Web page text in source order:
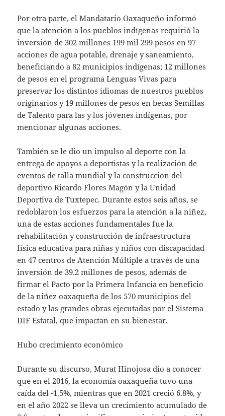
Por otra parte, el Mandatario Oaxaqueño informó
que la atención a los pueblos indígenas requirió la
inversión de 302 millones 199 mil 299 pesos en 97
acciones de agua potable, drenaje y saneamiento,
beneficiando a 82 municipios indígenas; 12 millones
de pesos en el programa Lenguas Vivas para
preservar los distintos idiomas de nuestros pueblos
originarios y 19 millones de pesos en becas Semillas
de Talento para las y los jóvenes indígenas, por
mencionar algunas acciones.
También se le dio un impulso al deporte con la
entrega de apoyos a deportistas y la realización de
eventos de talla mundial y la construcción del
deportivo Ricardo Flores Magón y la Unidad
Deportiva de Tuxtepec. Durante estos seis años, se
redoblaron los esfuerzos para la atención a la niñez,
una de estas acciones fundamentales fue la
rehabilitación y construcción de infraestructura
física educativa para niñas y niños con discapacidad
en 47 centros de Atención Múltiple a través de una
inversión de 39.2 millones de pesos, además de
firmar el Pacto por la Primera Infancia en beneficio
de la niñez oaxaqueña de los 570 municipios del
estado y las grandes obras ejecutadas por el Sistema
DIF Estatal, que impactan en su bienestar.
Hubo crecimiento económico
Durante su discurso, Murat Hinojosa dio a conocer
que en el 2016, la economía oaxaqueña tuvo una
caída del -1.5%, mientras que en 2021 creció 6.8%, y
en el año 2022 se lleva un crecimiento acumulado de